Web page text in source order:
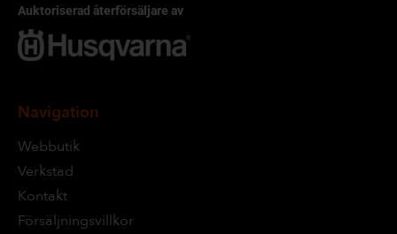
Auktoriserad återförsäljare av
Navigation
Webbutik
Verkstad
Kontakt
Försäljningsvillkor